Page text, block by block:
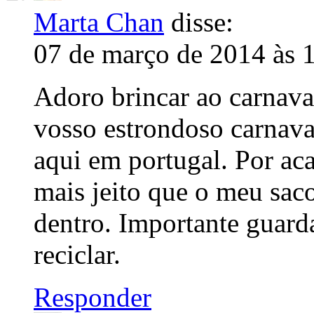
Marta Chan disse:
07 de março de 2014 às
Adoro brincar ao
vosso estrondoso
aqui em portugal. Por
mais jeito que o meu
dentro. Importante
reciclar.
Responder